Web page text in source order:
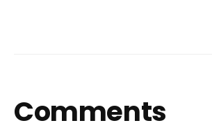
Comments